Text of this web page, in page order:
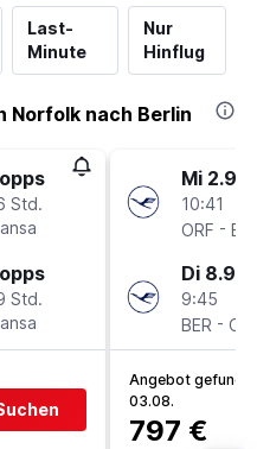
Last-
Minute
Nur
Hinflug
Norfolk nach Berlin
Std.
Std.
Mi 2.9.
10:41
ORF -
Di 8.9.
9:45
BER -
Angebot
03.08.
797 €